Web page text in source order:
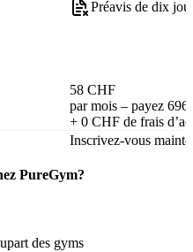
Préavis de dix
58 CHF
par mois – payez
+ 0 CHF de frais
Inscrivez-vous
PureGym?
des gyms